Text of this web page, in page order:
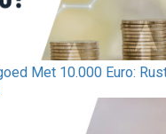
Met 10.000 Euro: